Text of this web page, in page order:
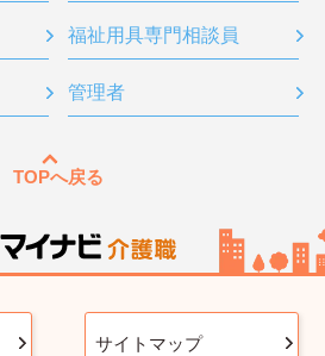
福祉用具専門相談員
管理者
TOPへ戻る
サイトマップ